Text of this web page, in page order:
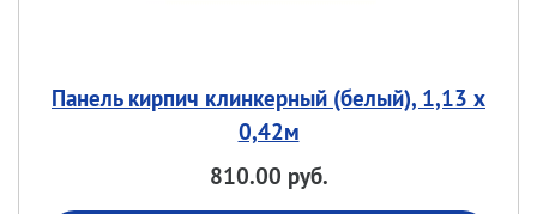
Панель кирпич клинкерный (белый), 1,13 х
0,42м
810.00 руб.